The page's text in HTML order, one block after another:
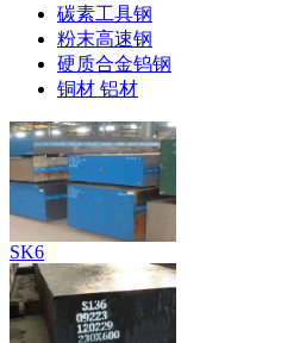
碳素工具钢
粉末高速钢
硬质合金钨钢
铜材 铝材
SK6